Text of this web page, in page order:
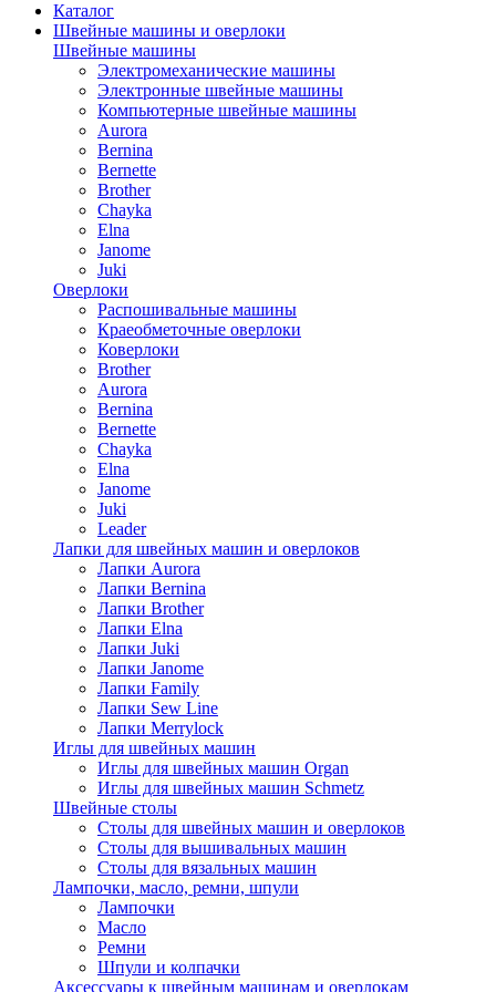
Каталог
Швейные машины и оверлоки
Швейные машины
Электромеханические машины
Электронные швейные машины
Компьютерные швейные машины
Aurora
Bernina
Bernette
Brother
Chayka
Elna
Janome
Juki
Оверлоки
Распошивальные машины
Краеобметочные оверлоки
Коверлоки
Brother
Aurora
Bernina
Bernette
Chayka
Elna
Janome
Juki
Leader
Лапки для швейных машин и оверлоков
Лапки Aurora
Лапки Bernina
Лапки Brother
Лапки Elna
Лапки Juki
Лапки Janome
Лапки Family
Лапки Sew Line
Лапки Merrylock
Иглы для швейных машин
Иглы для швейных машин Organ
Иглы для швейных машин Schmetz
Швейные столы
Столы для швейных машин и оверлоков
Столы для вышивальных машин
Столы для вязальных машин
Лампочки, масло, ремни, шпули
Лампочки
Масло
Ремни
Шпули и колпачки
Аксессуары к швейным машинам и оверлокам